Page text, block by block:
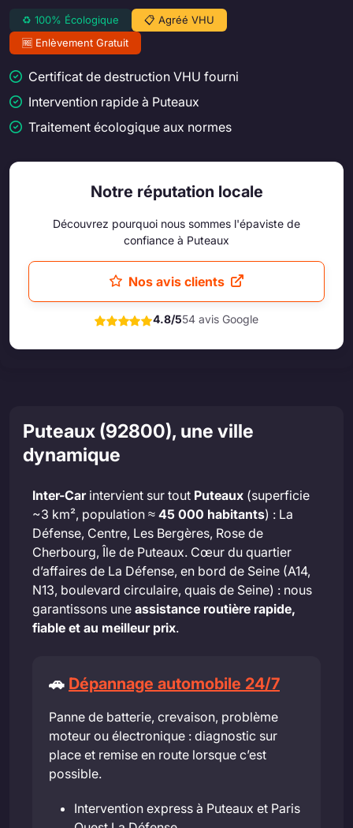
♻️ 100% Écologique
📋 Agréé VHU
🆓 Enlèvement Gratuit
Certificat de destruction VHU fourni
Intervention rapide à Puteaux
Traitement écologique aux normes
Notre réputation locale
Découvrez pourquoi nous sommes l'épaviste de
confiance à Puteaux
Nos avis clients
4.8/554 avis Google
Puteaux (92800), une ville
dynamique
Inter-Carintervient sur tout Puteaux (superficie
~3 km², population ≈ 45 000 habitants) : La
Défense, Centre, Les Bergères, Rose de
Cherbourg, Île de Puteaux. Cœur du quartier
d’affaires de La Défense, en bord de Seine (A14,
N13, boulevard circulaire, quais de Seine) : nous
garantissons une assistance routière rapide,
fiable et au meilleur prix.
🚗 Dépannage automobile 24/7
Panne de batterie, crevaison, problème
moteur ou électronique : diagnostic sur
place et remise en route lorsque c’est
possible.
Intervention express à Puteaux et Paris